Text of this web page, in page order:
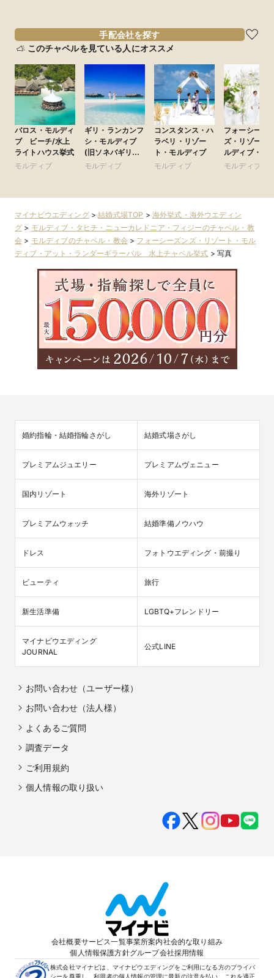
手配会社を探す
このチャペルを見ている人にオススメ
バロス・モルディ
ブ ビーチ/水上
ライトハウス挙式
モルディブ
ギリ・ランカンフ
シ・モルディブ
(旧ソネバギリ・
バイ・シックスセ
モルディブ
コンスタンス・ハ
ラベリ・リゾー
ト・モルディブ
モルディブ
フォーシーズ
ズ・リゾート
ルディブ・ア
ト・クダフラ
モルディブ
マイナビウエディング>結婚式場TOP > 海外挙式・海外ウエディン
グ > モルディブ・タヒチ・ニューカレドニア・フィジーのチャペル・教
会 > モルディブのチャペル・教会> フォーシーズンズ・リゾート・モル
ディブ・アット・ランダーギラーバル 水上チャペル挙式 > 写真
婚約指輪・結婚指輪さがし 結婚式場さがし
プレミアムジュエリー プレミアムヴェニュー
国内リゾート 海外リゾート
プレミアムウォッチ 結婚準備ノウハウ
ドレス フォトウエディング・前撮り
ビューティ 旅行
新生活準備 LGBTQ+フレンドリー
マイナビウエディング
JOURNAL
公式LINE
お問い合わせ（ユーザー様）
お問い合わせ（法人様）
よくあるご質問
調査データ
ご利用規約
個人情報の取り扱い
会社概要サービス一覧事業所案内社会的な取り組み
個人情報保護方針グループ会社採用情報
株式会社マイナビは、マイナビウエディングをご利用になる方のプライバ
シーを尊重し、利用者の個人情報の管理に最新の注意を払い、これを適正